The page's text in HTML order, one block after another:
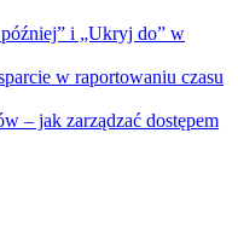
i „Ukryj do” w
w raportowaniu czasu
– jak zarządzać dostępem